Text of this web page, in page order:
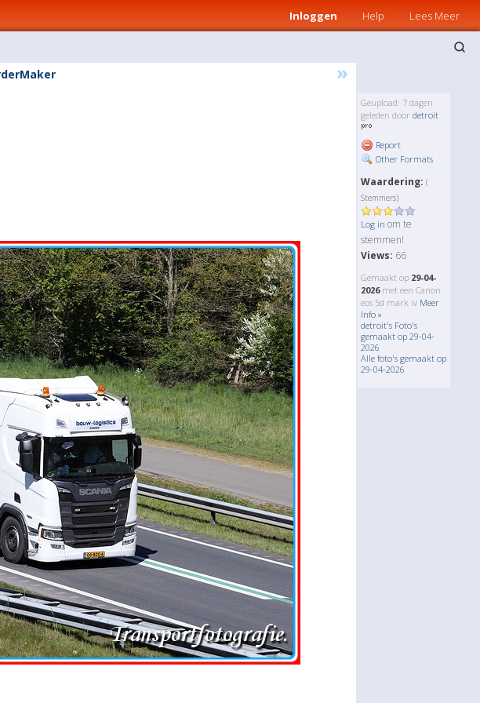
Inloggen Help Lees Meer
»
Geupload: 7 dagen
geleden door detroit
Report
Other Formats
Waardering: (
Stemmers)
Log in om te
stemmen!
Views: 66
Gemaakt op 29-04-
2026met een Canon
eos 5d mark iv Meer
Info »
detroit's Foto's
gemaakt op 29-04-
2026
Alle foto's gemaakt op
29-04-2026